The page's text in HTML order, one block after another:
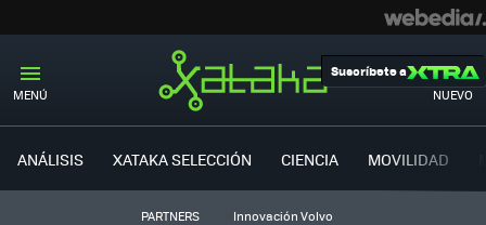
MENÚ NUEVO
Suscríbete a
ANÁLISIS XATAKA SELECCIÓN CIENCIA MOVILIDAD
PARTNERS Innovación Volvo